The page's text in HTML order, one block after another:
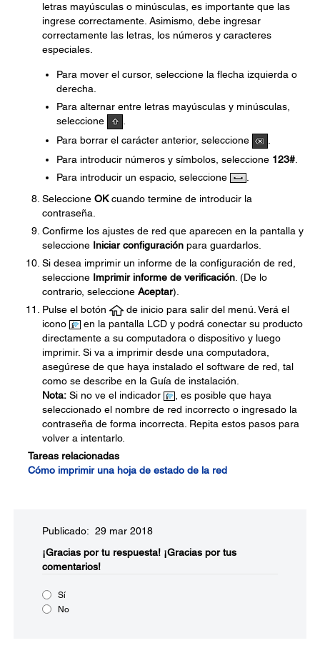
letras mayúsculas o minúsculas, es importante que las
ingrese correctamente. Asimismo, debe ingresar
correctamente las letras, los números y caracteres
especiales.
Para mover el cursor, seleccione la flecha izquierda o
derecha.
Para alternar entre letras mayúsculas y minúsculas,
seleccione
Para borrar el carácter anterior, seleccione
Para introducir números y símbolos, seleccione 123#
Para introducir un espacio, seleccione
Seleccione OKcuando termine de introducir la
contraseña.
Confirme los ajustes de red que aparecen en la pantalla y
seleccione Iniciar configuración para guardarlos.
Si desea imprimir un informe de la configuración de red,
seleccione Imprimir informe de verificación . (De lo
contrario, seleccione Aceptar).
Pulse el botón
de inicio para salir del menú. Verá el
icono
en la pantalla LCD y podrá conectar su producto
directamente a su computadora o dispositivo y luego
imprimir. Si va a imprimir desde una computadora,
asegúrese de que haya instalado el software de red, tal
como se describe en la Guía de instalación.
Nota: Si no ve el indicador
, es posible que haya
seleccionado el nombre de red incorrecto o ingresado la
contraseña de forma incorrecta. Repita estos pasos para
volver a intentarlo.
Tareas relacionadas
Cómo imprimir una hoja de estado de la red
Publicado: 29 mar 2018
¡Gracias por tu respuesta! ¡Gracias por tus
comentarios!
Sí
No